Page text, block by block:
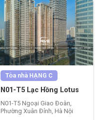
Tòa nhà HẠNG C
N01-T5 Lạc Hồng Lotus
N01-T5 Ngoại Giao Đoàn,
Phường Xuân Đỉnh, Hà Nội